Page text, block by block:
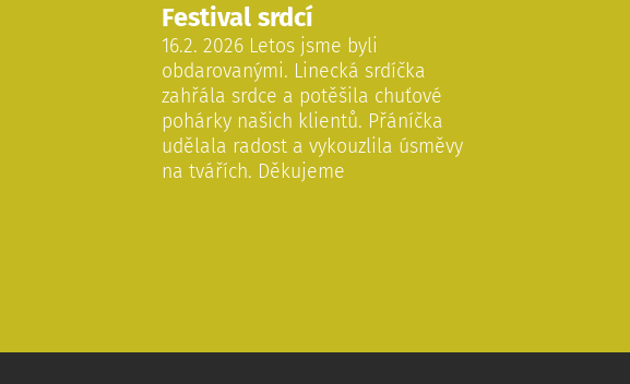
Festival srdcí
16.2. 2026 Letos jsme byli
obdarovanými. Linecká srdíčka
zahřála srdce a potěšila chuťové
pohárky našich klientů. Přáníčka
udělala radost a vykouzlila úsměvy
na tvářích. Děkujeme